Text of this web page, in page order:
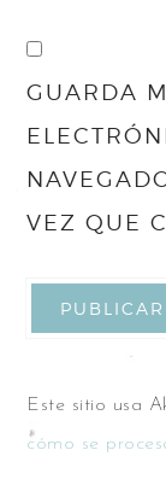
GUARDA
VEZ QUE
Este sitio usa
cómo se